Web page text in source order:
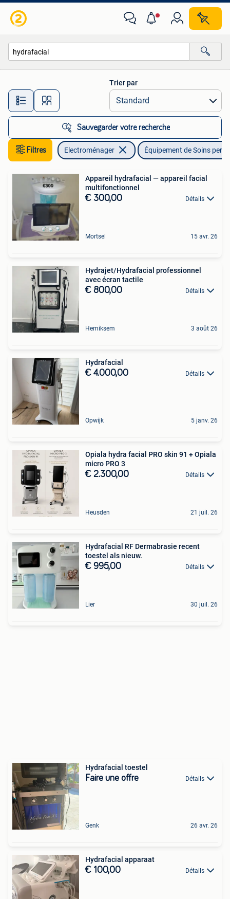
Toutes les distances…
Trier par
Sauvegarder votre recherche
Filtres Electroménager Équipement de Soins
Appareil hydrafacial — appareil facial
multifonctionnel
€ 300,00 Détails
Mortsel 15 avr. 26
Hydrajet/Hydrafacial professionnel
avec écran tactile
€ 800,00 Détails
Hemiksem 3 août 26
Hydrafacial
€ 4.000,00 Détails
Opwijk 5 janv. 26
Opiala hydra facial PRO skin 91 + Opiala
micro PRO 3
€ 2.300,00 Détails
Heusden 21 juil. 26
Hydrafacial RF Dermabrasie recent
toestel als nieuw.
€ 995,00 Détails
Lier 30 juil. 26
Hydrafacial toestel
Faire une offre Détails
Genk 26 avr. 26
Hydrafacial apparaat
€ 100,00 Détails